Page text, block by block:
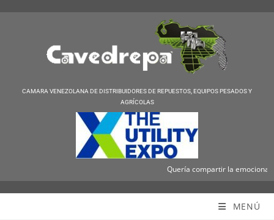
CAMARA VENEZOLANA DE DISTRIBUIDORES DE REPUESTOS, EQUIPOS PESADOS Y
AGRÍCOLAS
Quería compartir la
MENÚ